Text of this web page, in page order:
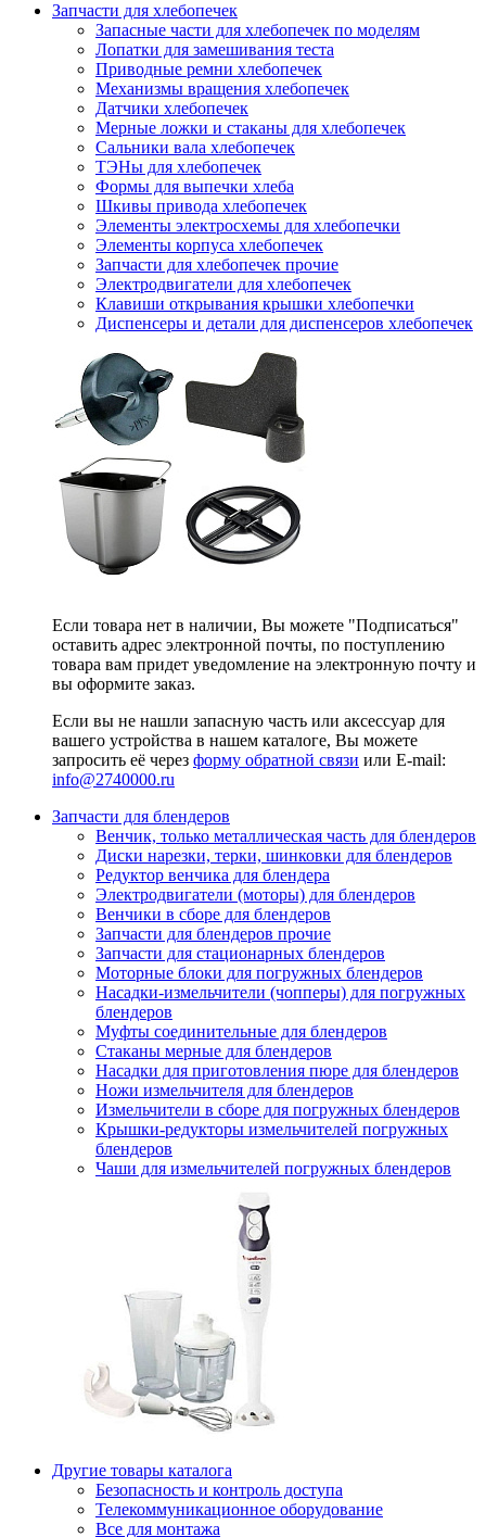
Запчасти для хлебопечек
Запасные части для хлебопечек по моделям
Лопатки для замешивания теста
Приводные ремни хлебопечек
Механизмы вращения хлебопечек
Датчики хлебопечек
Мерные ложки и стаканы для хлебопечек
Сальники вала хлебопечек
ТЭНы для хлебопечек
Формы для выпечки хлеба
Шкивы привода хлебопечек
Элементы электросхемы для хлебопечки
Элементы корпуса хлебопечек
Запчасти для хлебопечек прочие
Электродвигатели для хлебопечек
Клавиши открывания крышки хлебопечки
Диспенсеры и детали для диспенсеров хлебопечек
Если товара нет в наличии, Вы можете "Подписаться"
оставить адрес электронной почты, по поступлению
товара вам придет уведомление на электронную почту и
вы оформите заказ.
Если вы не нашли запасную часть или аксессуар для
вашего устройства в нашем каталоге, Вы можете
запросить её через форму обратной связи или E-mail:
info@2740000.ru
Запчасти для блендеров
Венчик, только металлическая часть для блендеров
Диски нарезки, терки, шинковки для блендеров
Редуктор венчика для блендера
Электродвигатели (моторы) для блендеров
Венчики в сборе для блендеров
Запчасти для блендеров прочие
Запчасти для стационарных блендеров
Моторные блоки для погружных блендеров
Насадки-измельчители (чопперы) для погружных
блендеров
Муфты соединительные для блендеров
Стаканы мерные для блендеров
Насадки для приготовления пюре для блендеров
Ножи измельчителя для блендеров
Измельчители в сборе для погружных блендеров
Крышки-редукторы измельчителей погружных
блендеров
Чаши для измельчителей погружных блендеров
Другие товары каталога
Безопасность и контроль доступа
Телекоммуникационное оборудование
Все для монтажа